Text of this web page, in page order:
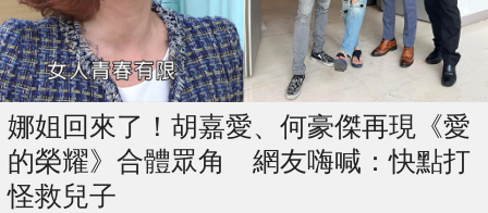
娜姐回來了！胡嘉愛、何豪傑再現《愛
的榮耀》合體眾角 網友嗨喊：快點打
怪救兒子